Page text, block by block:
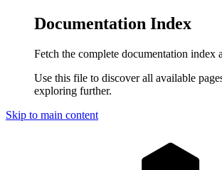
Documentation Index
Fetch the complete documentation index
Use this file to discover all available
exploring further.
Skip to main content